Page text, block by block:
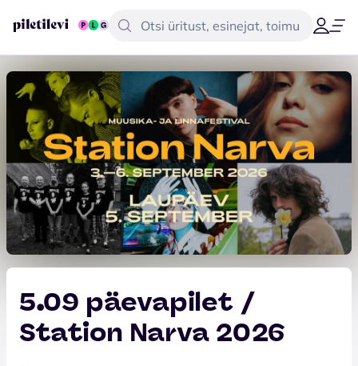
5.09 päevapilet /
Station Narva 2026